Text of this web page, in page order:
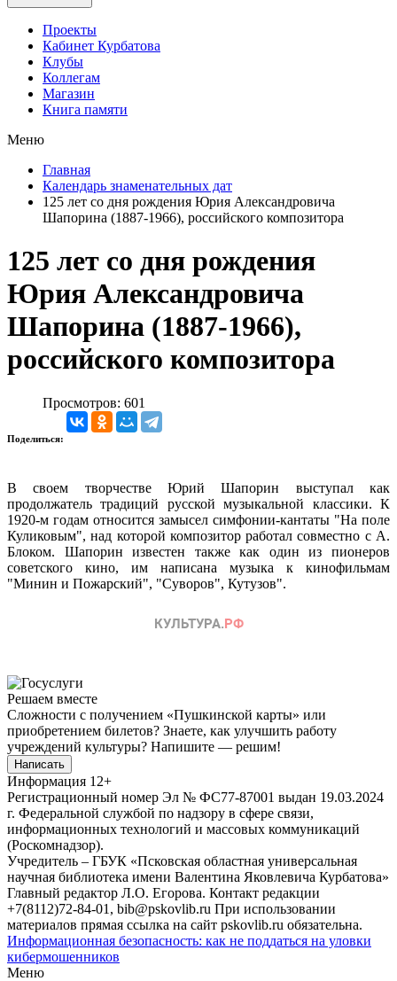
Проекты
Кабинет Курбатова
Клубы
Коллегам
Магазин
Книга памяти
Меню
Главная
Календарь знаменательных дат
125 лет со дня рождения Юрия Александровича
Шапорина (1887-1966), российского композитора
125 лет со дня рождения
Юрия Александровича
Шапорина (1887-1966),
российского композитора
Просмотров: 601
Поделиться:
В своем творчестве Юрий Шапорин выступал как
продолжатель традиций русской музыкальной классики. К
1920-м годам относится замысел симфонии-кантаты "На поле
Куликовым", над которой композитор работал совместно с А.
Блоком. Шапорин известен также как один из пионеров
советского кино, им написана музыка к кинофильмам
"Минин и Пожарский", "Суворов", Кутузов".
Решаем вместе
Сложности с получением «Пушкинской карты» или
приобретением билетов? Знаете, как улучшить работу
учреждений культуры? Напишите — решим!
Написать
Информация 12+
Регистрационный номер Эл № ФС77-87001 выдан 19.03.2024
г. Федеральной службой по надзору в сфере связи,
информационных технологий и массовых коммуникаций
(Роскомнадзор).
Учредитель – ГБУК «Псковская областная универсальная
научная библиотека имени Валентина Яковлевича Курбатова»
Главный редактор Л.О. Егорова. Контакт редакции
+7(8112)72-84-01, bib@pskovlib.ru При использовании
материалов прямая ссылка на сайт pskovlib.ru обязательна.
Информационная безопасность: как не поддаться на уловки
кибермошенников
Меню